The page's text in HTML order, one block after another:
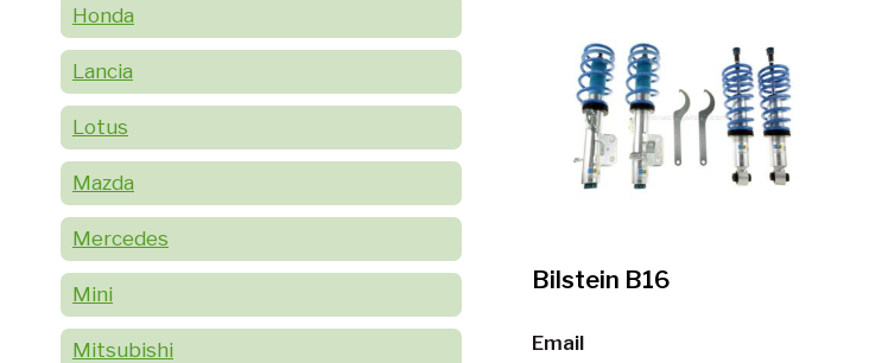
Bilstein B16
Email
Honda
Lancia
Lotus
Mazda
Mercedes
Mini
Mitsubishi